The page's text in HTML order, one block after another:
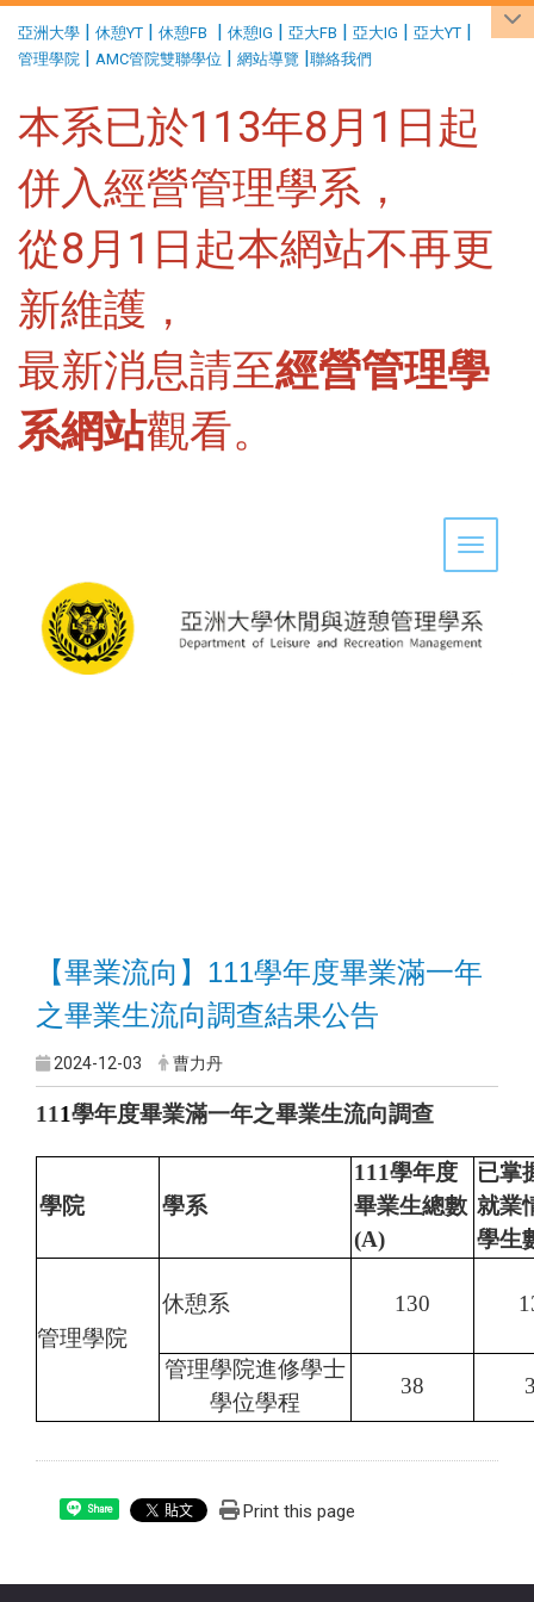
亞洲大學 | 休憩YT | 休憩FB | 休憩IG | 亞大FB | 亞大IG | 亞大YT |
管理學院 | AMC管院雙聯學位 | 網站導覽 |聯絡我們
本系已於113年8月1日起
併入經營管理學系，
從8月1日起本網站不再更
新維護，
最新消息請至經營管理學
系網站觀看。
Toggle
【畢業流向】111學年度畢業滿一年
之畢業生流向調查結果公告
2024-12-03 曹力丹
111學年度畢業滿一年之畢業生流向調查
學院 學系
111學年度
畢業生總數
(A)
已掌
就業
學生
管理學院
休憩系 130
管理學院進修學士
學位學程
38
Share Print this page